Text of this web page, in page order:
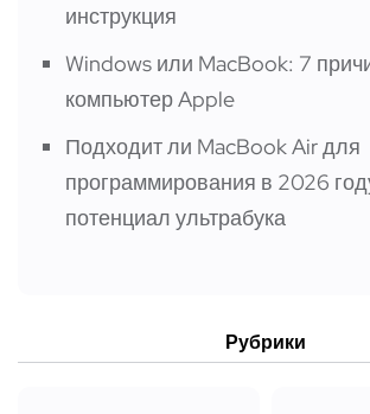
инструкция
Windows или MacBook: 7
компьютер Apple
Подходит ли MacBook Air для
программирования в 2026
потенциал ультрабука
Рубрики